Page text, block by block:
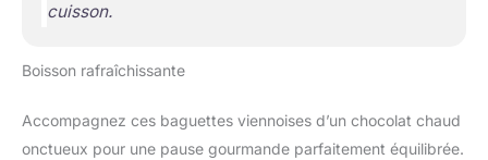
cuisson.
Boisson rafraîchissante
Accompagnez ces baguettes viennoises d’un chocolat chaud
onctueux pour une pause gourmande parfaitement équilibrée.